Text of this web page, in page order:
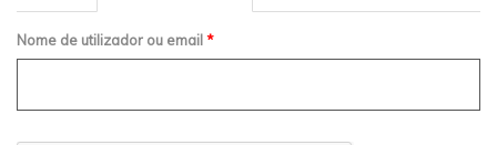
ativo)
Nome de utilizador ou email*